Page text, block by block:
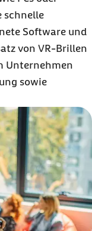
schnelle
Software und
von VR-Brillen
Unternehmen
sowie